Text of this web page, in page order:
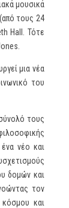
μουσικά
τους 24
Hall. Τότε
μια νέα
του
τους
νέο και
δομών και
τον
και